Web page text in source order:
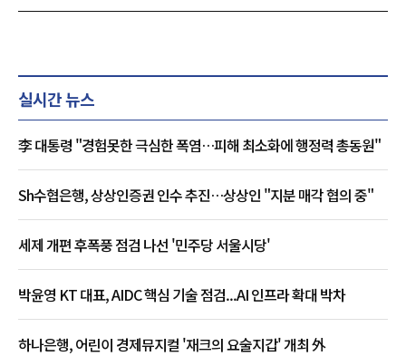
실시간 뉴스
李 대통령 "경험못한 극심한 폭염…피해 최소화에 행정력 총동원"
Sh수협은행, 상상인증권 인수 추진…상상인 "지분 매각 협의 중"
세제 개편 후폭풍 점검 나선 '민주당 서울시당'
박윤영 KT 대표, AIDC 핵심 기술 점검...AI 인프라 확대 박차
하나은행, 어린이 경제뮤지컬 '재크의 요술지갑' 개최 外